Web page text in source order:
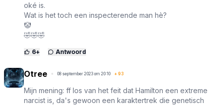
oké is.
Wat is het toch een inspecterende man hè?
🤡
🤣🤣🤣
6+ Antwoord
Otree 08 september 2023 om 20:10 + 93
Mijn mening: ff los van het feit dat Hamilton een extreme
narcist is, da's gewoon een karaktertrek die genetisch